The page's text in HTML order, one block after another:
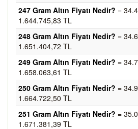
247 Gram Altın Fiyatı Nedir? =
1.644.745,83 TL
248 Gram Altın Fiyatı Nedir? =
1.651.404,72 TL
249 Gram Altın Fiyatı Nedir? =
1.658.063,61 TL
250 Gram Altın Fiyatı Nedir? =
1.664.722,50 TL
251 Gram Altın Fiyatı Nedir? =
1.671.381,39 TL